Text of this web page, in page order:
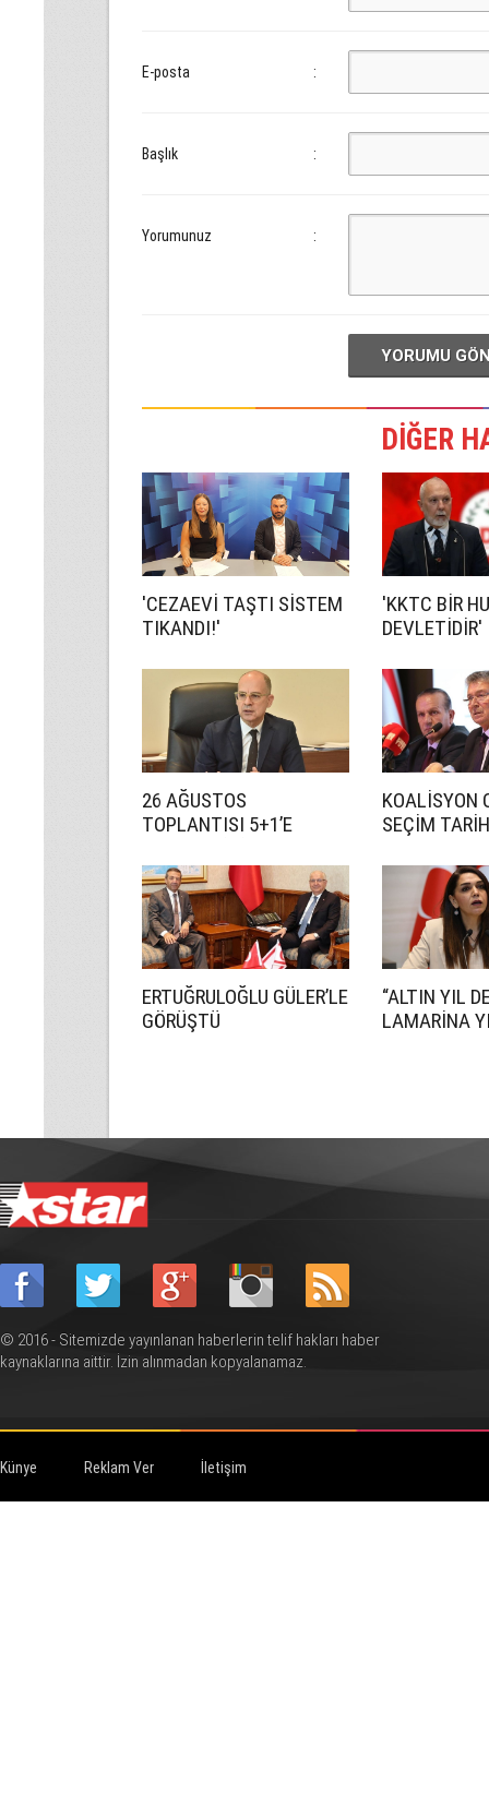
E-posta :
Başlık :
Yorumunuz :
YORUMU
DİĞER
'CEZAEVİ TAŞTI SİSTEM
TIKANDI!'
'KKTC BİR
DEVLETİDİR'
26 AĞUSTOS
TOPLANTISI 5+1’E
KOALİSYON
SEÇİM
ERTUĞRULOĞLU GÜLER’LE
GÖRÜŞTÜ
“ALTIN YIL
LAMARİNA
© 2016 - Sitemizde yayınlanan haberlerin telif hakları haber
kaynaklarına aittir. İzin alınmadan kopyalanamaz.
Künye Reklam Ver İletişim